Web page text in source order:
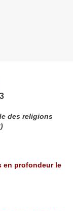
des religions
en profondeur le